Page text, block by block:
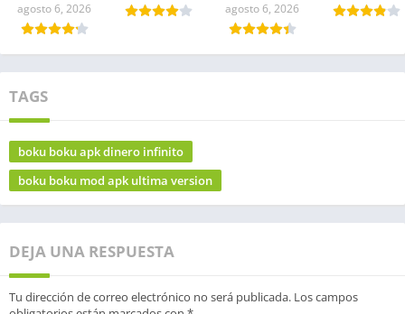
agosto 6, 2026
agosto 6, 2026
TAGS
boku boku apk dinero infinito
boku boku mod apk ultima version
DEJA UNA RESPUESTA
Tu dirección de correo electrónico no será publicada. Los campos